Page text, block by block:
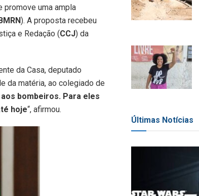
promove uma ampla
). A proposta recebeu
e Redação (CCJ) da
da Casa, deputado
da matéria, ao colegiado de
bombeiros. Para eles
hoje“, afirmou.
Últimas Notícias